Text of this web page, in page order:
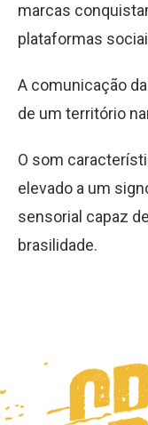
marcas
plataformas
A comunicação
de um território
O som
elevado a um
sensorial capaz
brasilidade.